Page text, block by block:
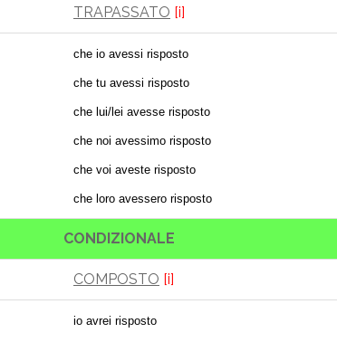
TRAPASSATO [i]
che io avessi risposto
che tu avessi risposto
che lui/lei avesse risposto
che noi avessimo risposto
che voi aveste risposto
che loro avessero risposto
CONDIZIONALE
COMPOSTO [i]
io avrei risposto